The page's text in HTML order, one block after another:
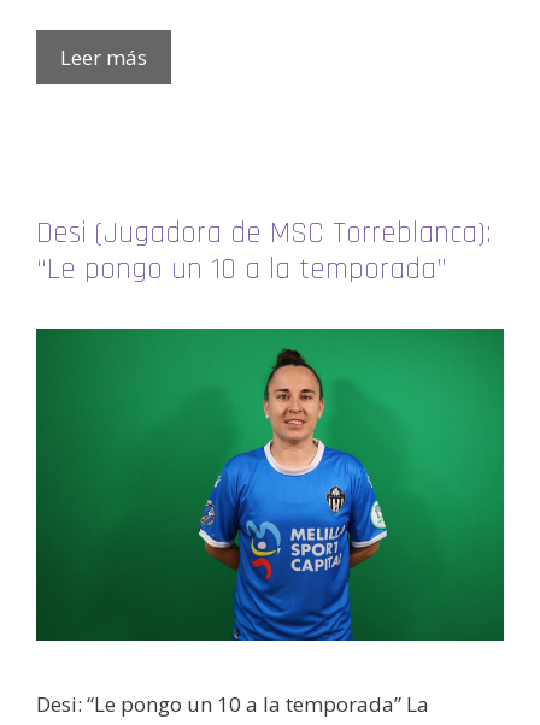
Leer más
Desi (Jugadora de MSC Torreblanca):
“Le pongo un 10 a la temporada”
Desi: “Le pongo un 10 a la temporada” La